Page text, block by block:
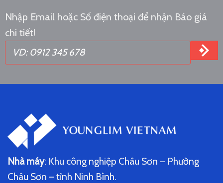
Nhập Email hoặc Số điện thoại để nhận Báo giá
chi tiết!
Nhà máy: Khu công nghiệp Châu Sơn – Phường
Châu Sơn – tỉnh Ninh Bình.